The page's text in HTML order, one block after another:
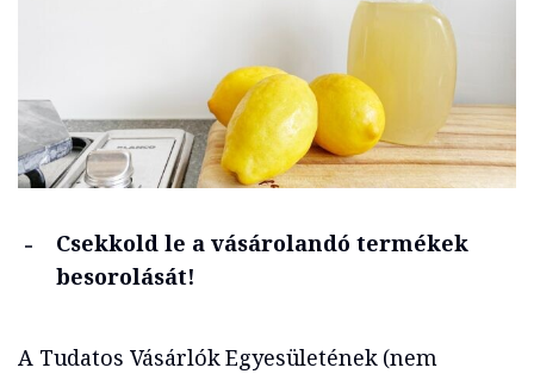
Csekkold le a vásárolandó termékek
besorolását!
A Tudatos Vásárlók Egyesületének (nem